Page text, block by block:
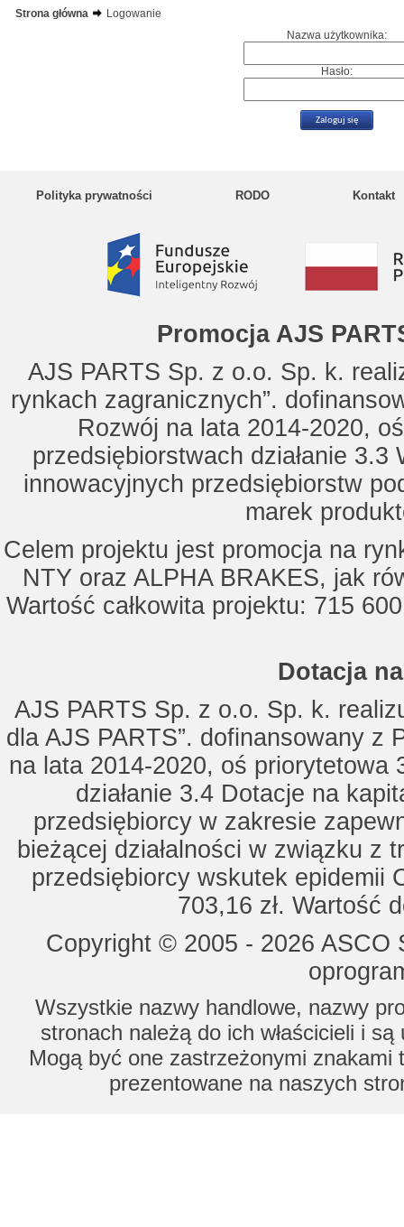
Strona główna
Logowanie
Nazwa użytkownika:
Hasło:
Polityka prywatności RODO Kontakt
Promocja AJS
AJS PARTS Sp. z o.o. Sp. k.
rynkach zagranicznych”.
Rozwój na lata 2014-2020,
przedsiębiorstwach działanie
innowacyjnych przedsiębiorstw
marek
Celem projektu jest promocja na
NTY oraz ALPHA BRAKES, jak
Wartość całkowita projektu: 715
Dotacja
AJS PARTS Sp. z o.o. Sp. k.
dla AJS PARTS”. dofinansowany z
na lata 2014-2020, oś priorytetowa
działanie 3.4 Dotacje na
przedsiębiorcy w zakresie
bieżącej działalności w związku z
przedsiębiorcy wskutek epidemii
703,16 zł. Wartość
Copyright © 2005 - 2026
Wszystkie nazwy handlowe, nazwy
stronach należą do ich właścicieli i
Mogą być one zastrzeżonymi znakami
prezentowane na naszych